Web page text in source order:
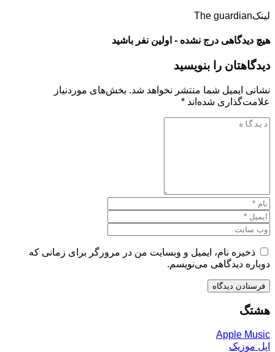
لینکThe guardian
هیچ دیدگاهی درج نشده - اولین نفر باشید
دیدگاهتان را بنویسید
نشانی ایمیل شما منتشر نخواهد شد. بخش‌های موردنیاز
علامت‌گذاری شده‌اند *
ذخیره نام، ایمیل و وبسایت من در مرورگر برای زمانی که
دوباره دیدگاهی می‌نویسم.
هشتگ
Apple Music
اپل موزیک